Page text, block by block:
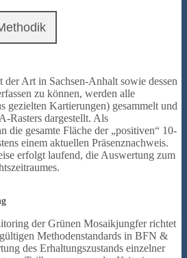
der Art in Sachsen-Anhalt sowie dessen
zu können, werden alle
gezielten Kartierungen) gesammelt und
Rasters dargestellt. Als
die gesamte Fläche der „positiven“ 10-
einem aktuellen Präsenznachweis.
erfolgt laufend, die Auswertung zum
der Grünen Mosaikjungfer richtet
Methodenstandards in BFN &
des Erhaltungszustands einzelner